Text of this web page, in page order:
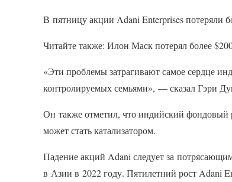
В пятницу акции Adani Enterprises потеряли
Читайте также: Илон Маск потерял более
«Эти проблемы затрагивают самое сердце
контролируемых семьями», — сказал Гэри
Он также отметил, что индийский фондовый
может стать катализатором.
Падение акций Adani следует за
в Азии в 2022 году. Пятилетний рост Adani